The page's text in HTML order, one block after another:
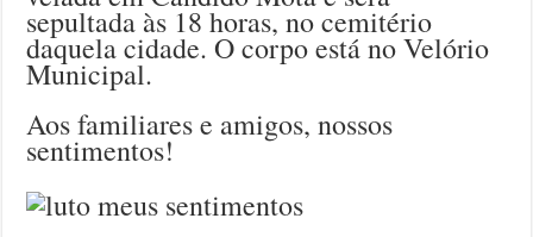
sepultada às 18 horas, no cemitério
daquela cidade. O corpo está no Velório
Municipal.
Aos familiares e amigos, nossos
sentimentos!